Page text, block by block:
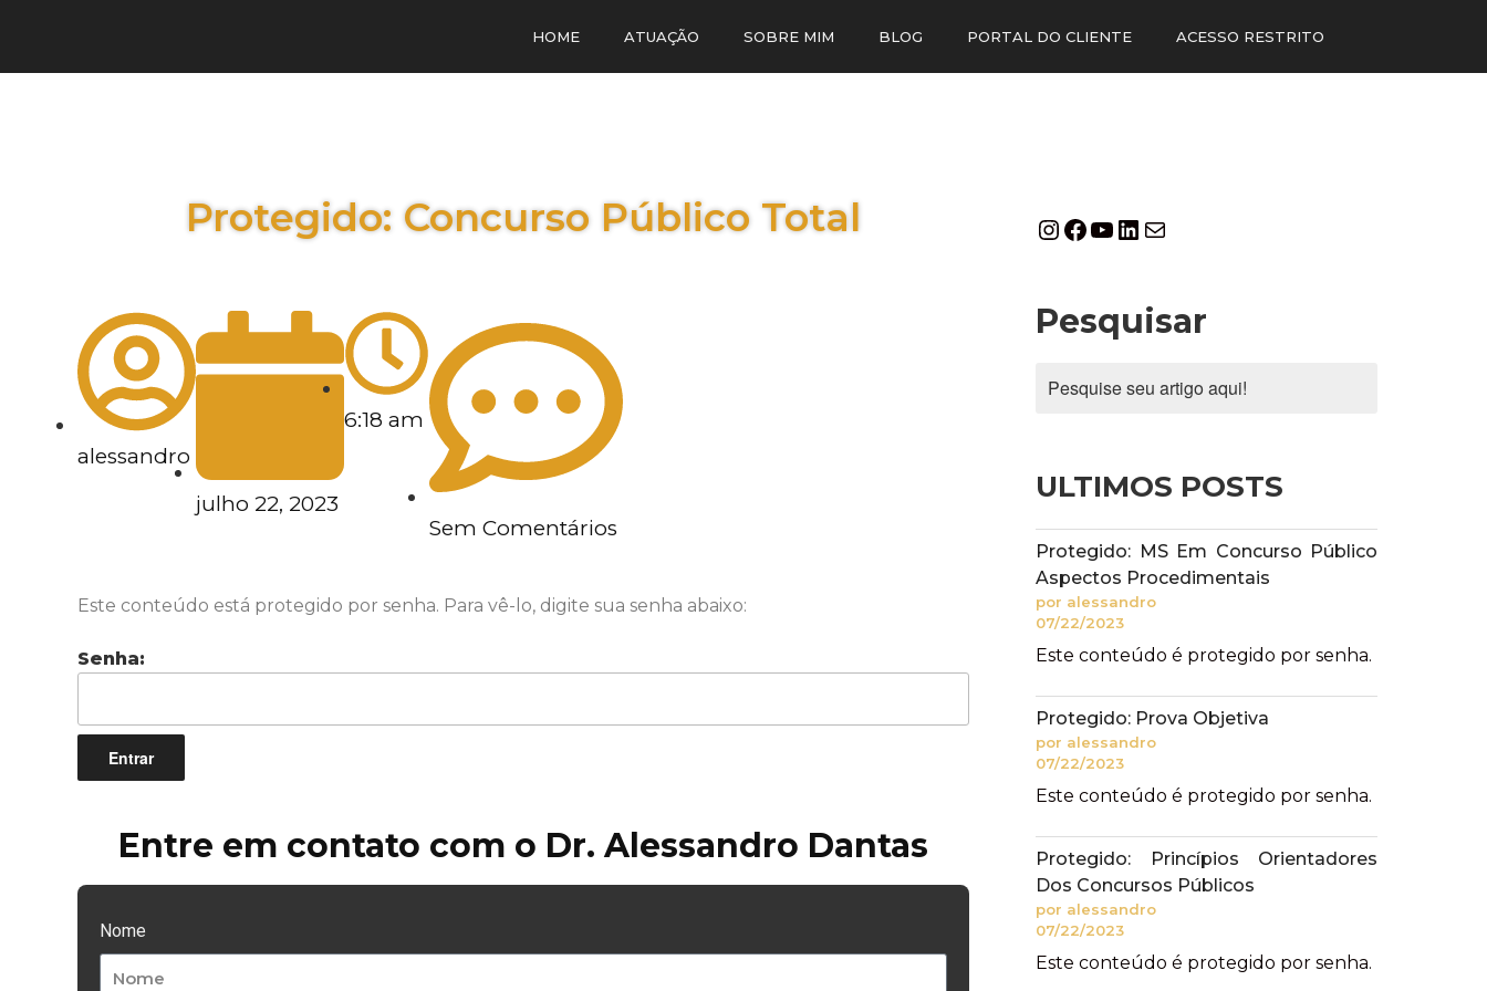
HOME ATUAÇÃO SOBRE MIM BLOG PORTAL DO CLIENTE ACESSO RESTRITO
Protegido: Concurso Público Total
alessandro
julho 22, 2023
6:18 am
Sem Comentários
Este conteúdo está protegido por senha. Para vê-lo, digite sua senha abaixo:
Senha:
Entre em contato com o Dr. Alessandro Dantas
Nome
Pesquisar
ULTIMOS POSTS
Protegido: MS Em Concurso Público
Aspectos Procedimentais
por alessandro
07/22/2023
Este conteúdo é protegido por senha.
Protegido: Prova Objetiva
por alessandro
07/22/2023
Este conteúdo é protegido por senha.
Protegido: Princípios Orientadores
Dos Concursos Públicos
por alessandro
07/22/2023
Este conteúdo é protegido por senha.